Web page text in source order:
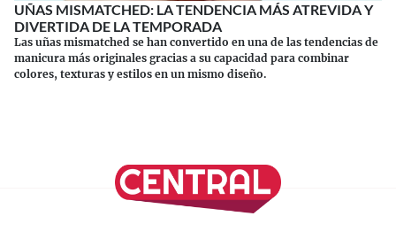
UÑAS MISMATCHED: LA TENDENCIA MÁS ATREVIDA Y
DIVERTIDA DE LA TEMPORADA
Las uñas mismatched se han convertido en una de las tendencias de
manicura más originales gracias a su capacidad para combinar
colores, texturas y estilos en un mismo diseño.